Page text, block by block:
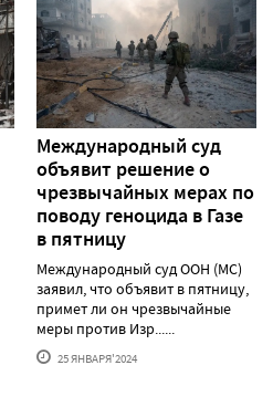
Международный суд
объявит решение о
чрезвычайных мерах по
поводу геноцида в Газе
в пятницу
Международный суд ООН (МС)
заявил, что объявит в пятницу,
примет ли он чрезвычайные
меры против Изр......
25 ЯНВАРЯ'2024